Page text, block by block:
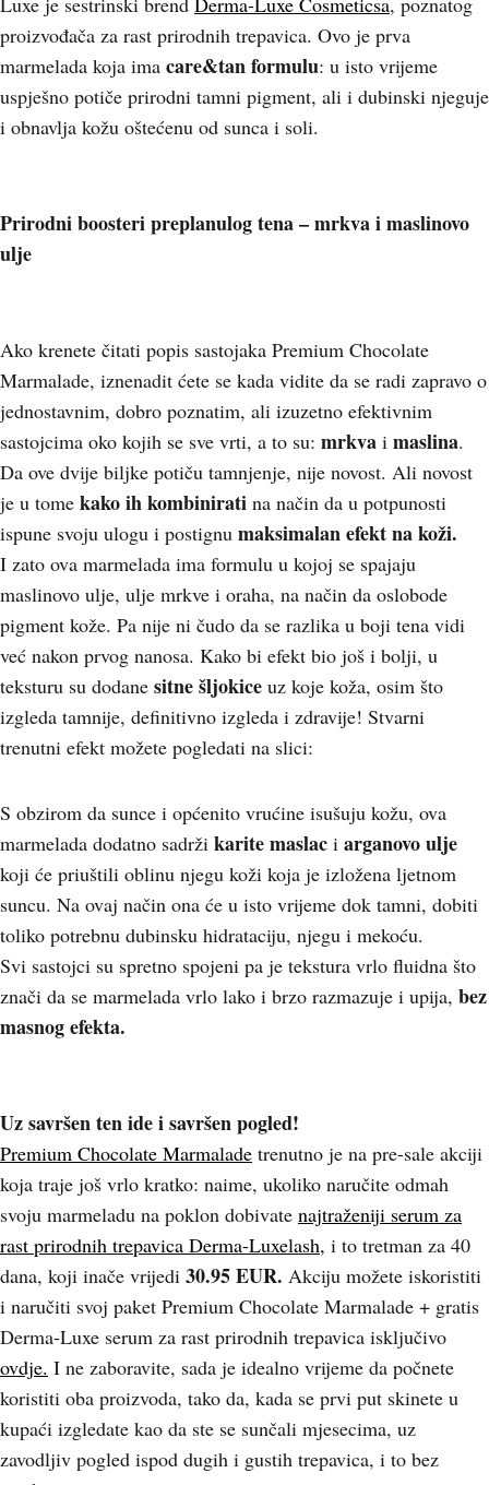
proizvođača za rast prirodnih trepavica. Ovo je prva
marmelada koja ima care&tan formulu: u isto vrijeme
uspješno potiče prirodni tamni pigment, ali i dubinski njeguje
i obnavlja kožu oštećenu od sunca i soli.
Prirodni boosteri preplanulog tena – mrkva i maslinovo
ulje
Ako krenete čitati popis sastojaka Premium Chocolate
Marmalade, iznenadit ćete se kada vidite da se radi zapravo o
jednostavnim, dobro poznatim, ali izuzetno efektivnim
sastojcima oko kojih se sve vrti, a to su: mrkva i maslina.
Da ove dvije biljke potiču tamnjenje, nije novost. Ali novost
je u tome kako ih kombinirati na način da u potpunosti
ispune svoju ulogu i postignu maksimalan efekt na koži.
I zato ova marmelada ima formulu u kojoj se spajaju
maslinovo ulje, ulje mrkve i oraha, na način da oslobode
pigment kože. Pa nije ni čudo da se razlika u boji tena vidi
već nakon prvog nanosa. Kako bi efekt bio još i bolji, u
teksturu su dodane sitne šljokice uz koje koža, osim što
izgleda tamnije, definitivno izgleda i zdravije! Stvarni
trenutni efekt možete pogledati na slici:
S obzirom da sunce i općenito vrućine isušuju kožu, ova
marmelada dodatno sadrži karite maslac i arganovo ulje
koji će priuštili oblinu njegu koži koja je izložena ljetnom
suncu. Na ovaj način ona će u isto vrijeme dok tamni, dobiti
toliko potrebnu dubinsku hidrataciju, njegu i mekoću.
Svi sastojci su spretno spojeni pa je tekstura vrlo fluidna što
znači da se marmelada vrlo lako i brzo razmazuje i upija, bez
masnog efekta.
Uz savršen ten ide i savršen pogled!
Premium Chocolate Marmalade trenutno je na pre-sale akciji
koja traje još vrlo kratko: naime, ukoliko naručite odmah
svoju marmeladu na poklon dobivate najtraženiji serum za
rast prirodnih trepavica Derma-Luxelash, i to tretman za 40
dana, koji inače vrijedi 30.95 EUR. Akciju možete iskoristiti
i naručiti svoj paket Premium Chocolate Marmalade + gratis
Derma-Luxe serum za rast prirodnih trepavica isključivo
ovdje. I ne zaboravite, sada je idealno vrijeme da počnete
koristiti oba proizvoda, tako da, kada se prvi put skinete u
kupaći izgledate kao da ste se sunčali mjesecima, uz
zavodljiv pogled ispod dugih i gustih trepavica, i to bez